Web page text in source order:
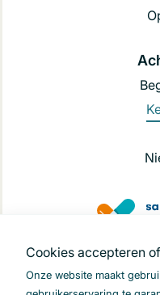
Cookies accepteren
Onze website maakt